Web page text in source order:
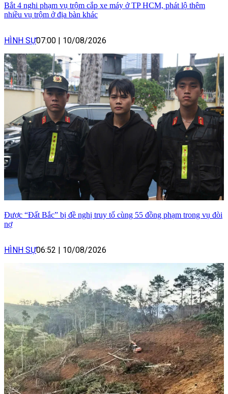
Bắt 4 nghi phạm vụ trộm cắp xe máy ở TP HCM, phát lộ thêm
nhiều vụ trộm ở địa bàn khác
HÌNH SỰ07:00 | 10/08/2026
Được “Đất Bắc” bị đề nghị truy tố cùng 55 đồng phạm trong vụ đòi
nợ
HÌNH SỰ06:52 | 10/08/2026